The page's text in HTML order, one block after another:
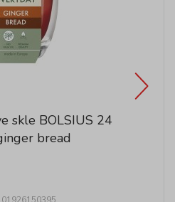
skle BOLSIUS 24
bread